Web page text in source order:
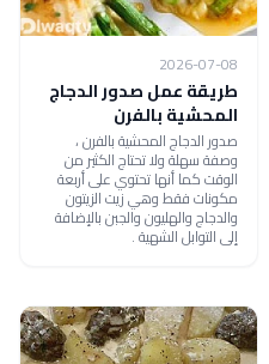
2026-07-08
طريقة عمل صدور الدجاج
المحشية بالفرن
صدور الدجاج المحشية بالفرن ،
وصفة سهلة ولا تحتاج الكثير من
الوقت كما أنها تحتوي على أربعة
مكونات فقط وهي زيت الزيتون
والدجاج والهليون والجبن بالإضافة
إلى التوابل الشهية .